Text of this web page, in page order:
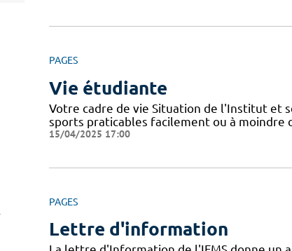
PAGES
Vie étudiante
Votre cadre de vie Situation de l'Institut et
sports praticables facilement ou à
15/04/2025 17:00
PAGES
Lettre d'information